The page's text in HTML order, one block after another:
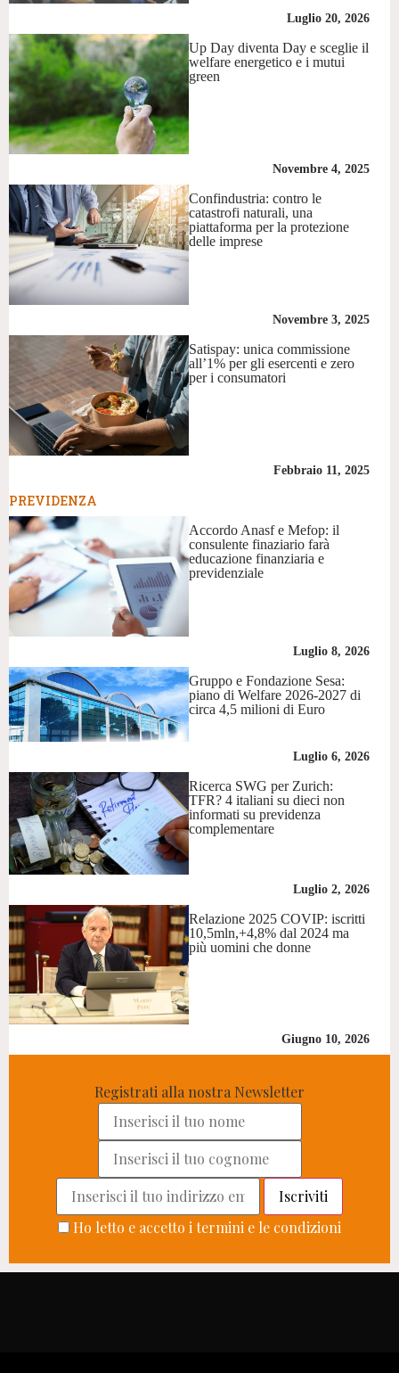
Luglio 20, 2026
Up Day diventa Day e sceglie il
welfare energetico e i mutui
green
Novembre 4, 2025
Confindustria: contro le
catastrofi naturali, una
piattaforma per la protezione
delle imprese
Novembre 3, 2025
Satispay: unica commissione
all’1% per gli esercenti e zero
per i consumatori
Febbraio 11, 2025
PREVIDENZA
Accordo Anasf e Mefop: il
consulente finaziario farà
educazione finanziaria e
previdenziale
Luglio 8, 2026
Gruppo e Fondazione Sesa:
piano di Welfare 2026-2027 di
circa 4,5 milioni di Euro
Luglio 6, 2026
Ricerca SWG per Zurich:
TFR? 4 italiani su dieci non
informati su previdenza
complementare
Luglio 2, 2026
Relazione 2025 COVIP: iscritti
10,5mln,+4,8% dal 2024 ma
più uomini che donne
Giugno 10, 2026
Registrati alla nostra Newsletter
Ho letto e accetto i termini e le condizioni